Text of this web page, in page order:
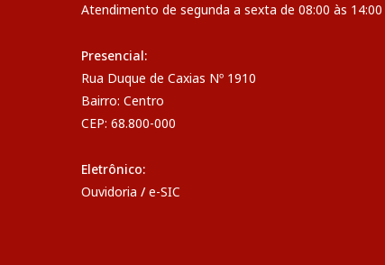
Atendimento de segunda a sexta de 08:00 às 14:00
Presencial:
Rua Duque de Caxias Nº 1910
Bairro: Centro
CEP: 68.800-000
Eletrônico:
Ouvidoria / e-SIC